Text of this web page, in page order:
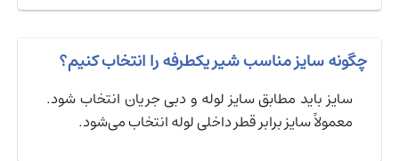
چگونه سایز مناسب شیر یکطرفه را انتخاب کنیم؟
سایز باید مطابق سایز لوله و دبی جریان انتخاب شود.
معمولاً سایز برابر قطر داخلی لوله انتخاب می‌شود.